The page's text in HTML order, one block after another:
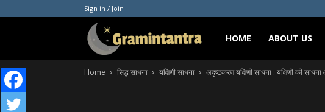
Sign in / Join
Gramintantra
HOME ABOUT US
Home सिद्ध साधना यक्षिणी साधना अदृष्टकरण यक्षिणी साधना : यक्षिणी की साधना